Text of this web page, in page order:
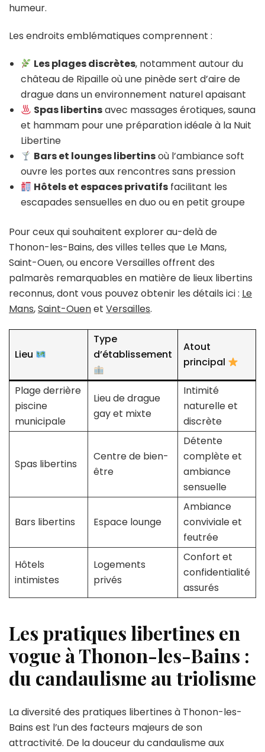
humeur.
Les endroits emblématiques comprennent :
Les plages discrètes, notamment autour du
château de Ripaille où une pinède sert d’aire de
drague dans un environnement naturel apaisant
Spas libertinsavec massages érotiques, sauna
et hammam pour une préparation idéale à la Nuit
Libertine
Bars et lounges libertinsoù l’ambiance soft
ouvre les portes aux rencontres sans pression
Hôtels et espaces privatifs facilitant les
escapades sensuelles en duo ou en petit groupe
Pour ceux qui souhaitent explorer au-delà de
Thonon-les-Bains, des villes telles que Le Mans,
Saint-Ouen, ou encore Versailles offrent des
palmarès remarquables en matière de lieux libertins
reconnus, dont vous pouvez obtenir les détails ici : Le
Mans,Saint-Ouenet Versailles.
Lieu
Type
d’établissement
Atout
principal
Plage derrière
piscine
municipale
Lieu de drague
gay et mixte
Intimité
naturelle et
discrète
Spas libertins
Centre de bien-
être
Détente
complète et
ambiance
sensuelle
Bars libertins Espace lounge
Ambiance
conviviale et
feutrée
Hôtels
intimistes
Logements
privés
Confort et
confidentialité
assurés
Les pratiques libertines en
vogue à Thonon-les-Bains :
du candaulisme au triolisme
La diversité des pratiques libertines à Thonon-les-
Bains est l’un des facteurs majeurs de son
attractivité. De la douceur du candaulisme aux